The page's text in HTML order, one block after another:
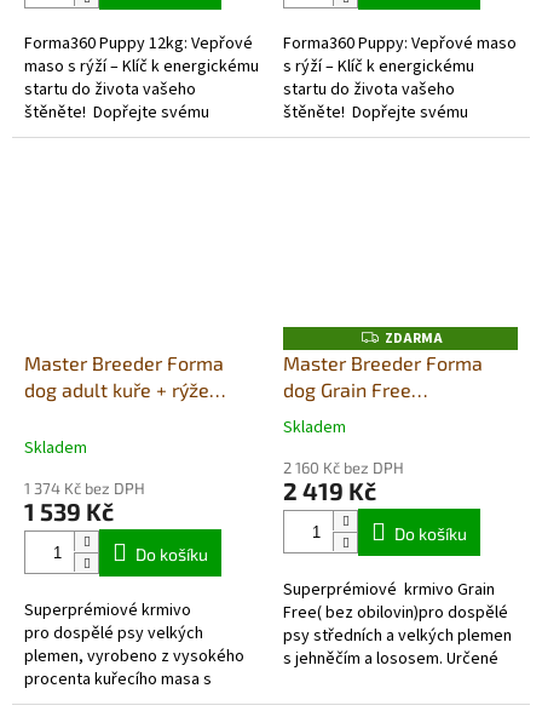
Forma360 Puppy 12kg: Vepřové
maso s rýží – Klíč k energickému
startu do života vašeho
štěněte! Dopřejte svému
malému chlupatému
Forma360 Puppy: Vepřové maso
s rýží – Klíč k energickému
startu do života vašeho
štěněte! Dopřejte svému
malému chlupatému
Master Breeder Forma
dog adult kuře + rýže
Skladem
1 374 Kč bez DPH
1 539 Kč
Do košíku
Superprémiové krmivo
pro dospělé psy velkých
plemen, vyrobeno z vysokého
procenta kuřecího masa s
Chondroitinem sulfátem a
Z
D
A
R
ZDARMA
Master Breeder Forma
dog Grain Free
losos+jehně med/max
Průměrné
produktu
je
hvězdiček.
Skladem
2 160 Kč bez DPH
2 419 Kč
Do košíku
Superprémiové krmivo Grain
Free( bez obilovin)pro dospělé
psy středních a velkých plemen
s jehněčím a lososem. Určené
citlivější na složení...